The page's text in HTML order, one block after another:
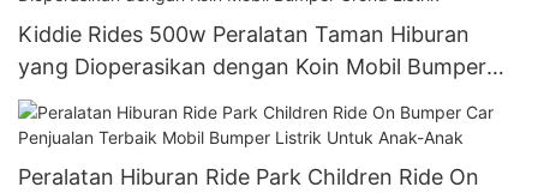
Kiddie Rides 500w Peralatan Taman Hiburan
yang Dioperasikan dengan Koin Mobil Bumper
Grond Listrik
Peralatan Hiburan Ride Park Children Ride On